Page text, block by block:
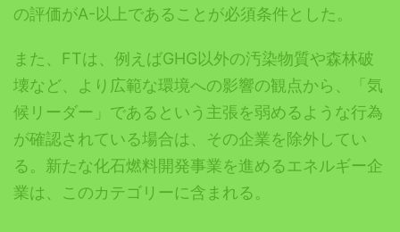
の評価がA-以上であることが必須条件とした。
また、FTは、例えばGHG以外の汚染物質や森林破
壊など、より広範な環境への影響の観点から、「気
候リーダー」であるという主張を弱めるような行為
が確認されている場合は、その企業を除外してい
る。新たな化石燃料開発事業を進めるエネルギー企
業は、このカテゴリーに含まれる。